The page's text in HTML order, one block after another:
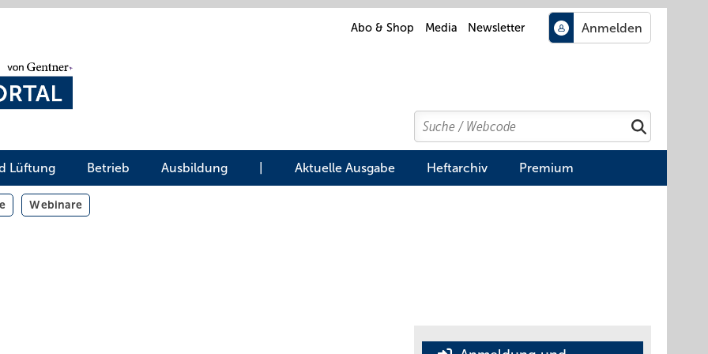
Abo & Shop Media Newsletter
Search
Suchen
Lüftung Betrieb Ausbildung Aktuelle Ausgabe Heftarchiv Premium
Webinare